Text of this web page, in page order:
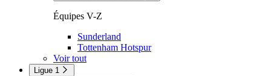
Équipes V-Z
Sunderland
Tottenham Hotspur
Voir tout
Ligue 1